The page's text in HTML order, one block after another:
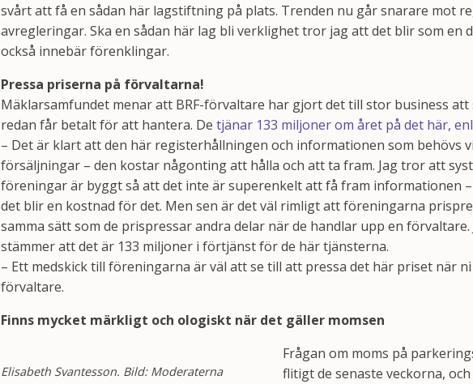
svårt att få en sådan här lagstiftning på plats. Trenden nu går snarare mot
avregleringar. Ska en sådan här lag bli verklighet tror jag att det blir som en
också innebär förenklingar.
Pressa priserna på förvaltarna!
Mäklarsamfundet menar att BRF-förvaltare har gjort det till stor business
redan får betalt för att hantera. De tjänar 133 miljoner om året på det här,
– Det är klart att den här registerhållningen och informationen som behövs
försäljningar – den kostar någonting att hålla och att ta fram. Jag tror att
föreningar är byggt så att det inte är superenkelt att få fram informationen
det blir en kostnad för det. Men sen är det väl rimligt att föreningarna
samma sätt som de prispressar andra delar när de handlar upp en
stämmer att det är 133 miljoner i förtjänst för de här tjänsterna.
– Ett medskick till föreningarna är väl att se till att pressa det här priset när
förvaltare.
Finns mycket märkligt och ologiskt när det gäller momsen
Elisabeth Svantesson. Bild: Moderaterna
Frågan om moms på
flitigt de senaste veckorna,